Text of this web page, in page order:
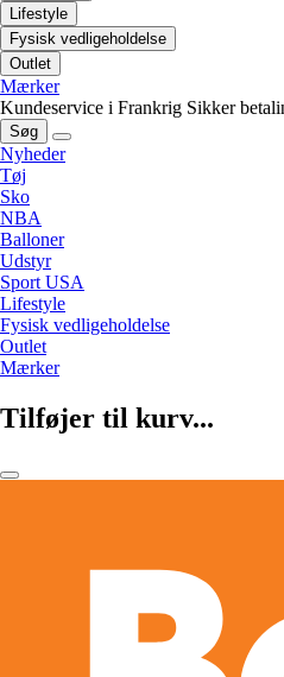
Lifestyle
Fysisk vedligeholdelse
Outlet
Mærker
Kundeservice i Frankrig Sikker
Søg
Nyheder
Tøj
Sko
NBA
Balloner
Udstyr
Sport USA
Lifestyle
Fysisk vedligeholdelse
Outlet
Mærker
Tilføjer til kurv...